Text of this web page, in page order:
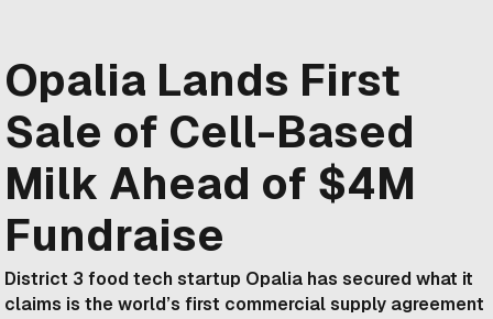
Opalia Lands First
Sale of Cell-Based
Milk Ahead of $4M
Fundraise
District 3 food tech startup Opalia has secured what it
claims is the world’s first commercial supply agreement